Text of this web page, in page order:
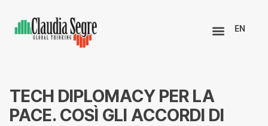
EN
TECH DIPLOMACY PER LA
PACE. COSÌ GLI ACCORDI DI